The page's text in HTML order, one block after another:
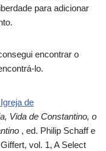
para adicionar
encontrar o
lo.
de
Vida de Constantino, o
, ed. Philip Schaff e
vol. 1, A Select